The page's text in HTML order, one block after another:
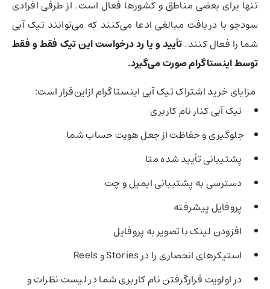
تنها برای بعضی مناطق و کشورها فعال است. از طرفی افرادی
سودجو با دریافت مبالغی ادعا می‌کنند که می‌توانند تیک آبی
شما را فعال کنند.تأیید و یا رد درخواست این تیک فقط و فقط
توسط اینستاگرام صورت می‌گیرد.
مزایای خرید اشتراک تیک آبی اینستاگرام ازاین‌قرار است:
تیک آبی کنار نام کاربری
جلوگیری و حفاظت از جعل هویت حساب شما
پشتیبانی تأیید شده متا
دسترسی به پشتیبانی ایمیل و چت
پروفایل پیشرفته
افزودن لینک با تصویر به پروفایل
استیکرهای انحصاری را در Stories و Reels
در اولویت قرارگرفتن نام کاربری شما در لیست نظرات و